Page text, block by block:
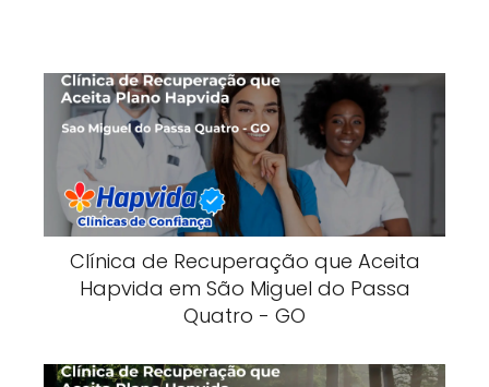
Clínica de Recuperação que Aceita
Hapvida em São Miguel do Passa
Quatro - GO